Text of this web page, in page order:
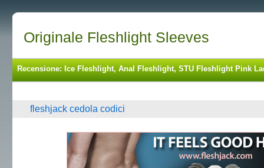
Originale Fleshlight Sleeves
Recensione: Ice Fleshlight, Anal Fleshlight, STU Fleshlight Pink
fleshjack cedola codici